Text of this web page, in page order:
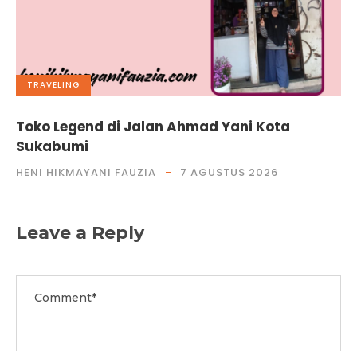
TRAVELING
Toko Legend di Jalan Ahmad Yani Kota
Sukabumi
HENI HIKMAYANI FAUZIA 7 AGUSTUS 2026
Leave a Reply